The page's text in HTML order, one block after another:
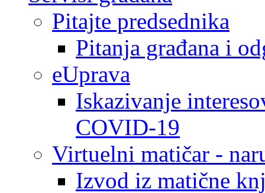
Pitajte predsednika
Pitanja građana i
eUprava
Iskazivanje
COVID-19
Virtuelni matičar -
Izvod iz matične